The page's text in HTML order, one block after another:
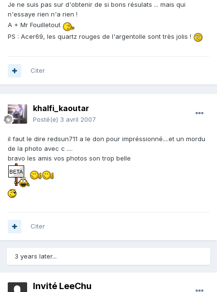
Je ne suis pas sur d'obtenir de si bons résulats ... mais qui
n'essaye rien n'a rien !
A + Mr Fouilletout
PS : Acer69, les quartz rouges de l'argentolle sont très jolis !
Citer
khalfi_kaoutar
Posté(e) 3 avril 2007
il faut le dire redsun711 a le don pour impréssionné....et un mordu
de la photo avec c ....
bravo les amis vos photos son trop belle
Citer
3 years later...
Invité LeeChu